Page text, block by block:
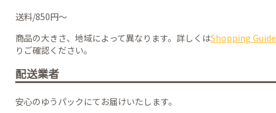
送料/850円～
商品の大きさ、地域によって異なります。詳しくはShopping Guide
りご確認ください。
配送業者
安心のゆうパックにてお届けいたします。